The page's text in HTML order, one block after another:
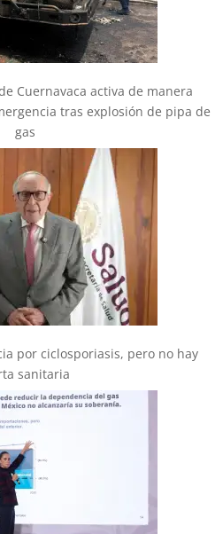
Cuernavaca activa de manera
tras explosión de pipa de
gas
por ciclosporiasis, pero no hay
sanitaria